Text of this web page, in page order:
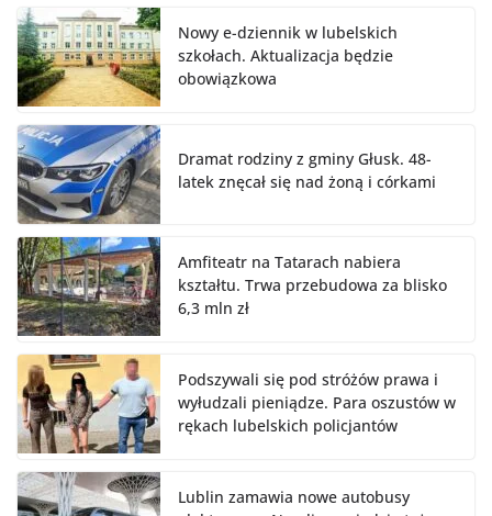
Nowy e-dziennik w lubelskich
szkołach. Aktualizacja będzie
obowiązkowa
Dramat rodziny z gminy Głusk. 48-
latek znęcał się nad żoną i córkami
Amfiteatr na Tatarach nabiera
kształtu. Trwa przebudowa za blisko
6,3 mln zł
Podszywali się pod stróżów prawa i
wyłudzali pieniądze. Para oszustów w
rękach lubelskich policjantów
Lublin zamawia nowe autobusy